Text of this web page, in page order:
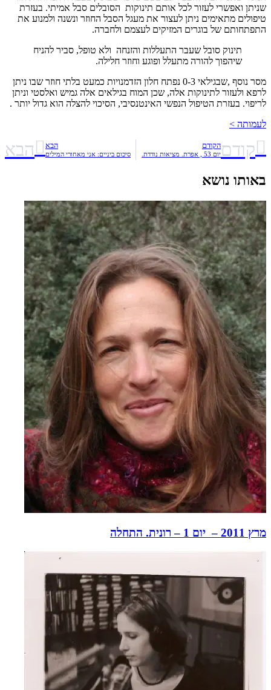
שניתן ואפשרי לעזור לכל אותם תינוקות הסובלים סבל אמיתי. בעזרת
טיפולים מתאימים ניתן לעצור את מעגל הסבל החוזר ונשנה ולמנוע את
התפתחותם של בוגרים המזיקים לעצמם ולחברה.
תינוק סובל שעבר התעללות והזנחה ולא טופל, סביר להניח
שיהפוך להורה מתעלל ופוגע וחוזר חלילה.
מסר נוסף ,שבגילאי 0-3 נפתח חלון הזדמנויות כמעט בלתי חוזר שבו ניתן
לרפא ולעזור לתינוקות אלה, שכן המוח בגילאים אלה גמיש ואלסטי וניתן
לריפוי. בעזרת הטיפול הנפשי האינטנסיבי, הסיכוי להצלה הוא גדול יותר .
לעמותה >
קודםהקודם
יום 53 , אפרת. מציאות נודדת.
הבא
סיכום ביניים: אני מאחורי המילים הבא
באותו נושא
מרץ 2011 – יום 1 – רונית. התחלה